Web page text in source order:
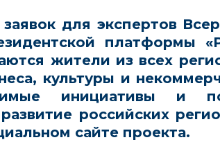
для экспертов
платформы
жители из всех
культуры и
инициативы и
российских
сайте проекта.